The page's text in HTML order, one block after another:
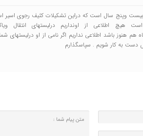
وپنج سال است که دراین تشکیلات کثیف رجوی اسیر
هیچ اطلاعی از اونداریم درلیستهای انتقال
هم هنوز باشد اطلاعی نداریم اگر نامی از او
دست به کار شویم . سپاسگذارم